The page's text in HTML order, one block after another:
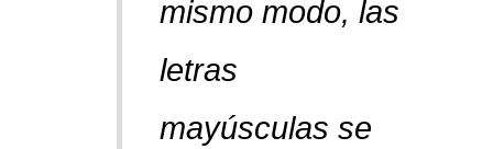
mismo modo, las
letras
mayúsculas se